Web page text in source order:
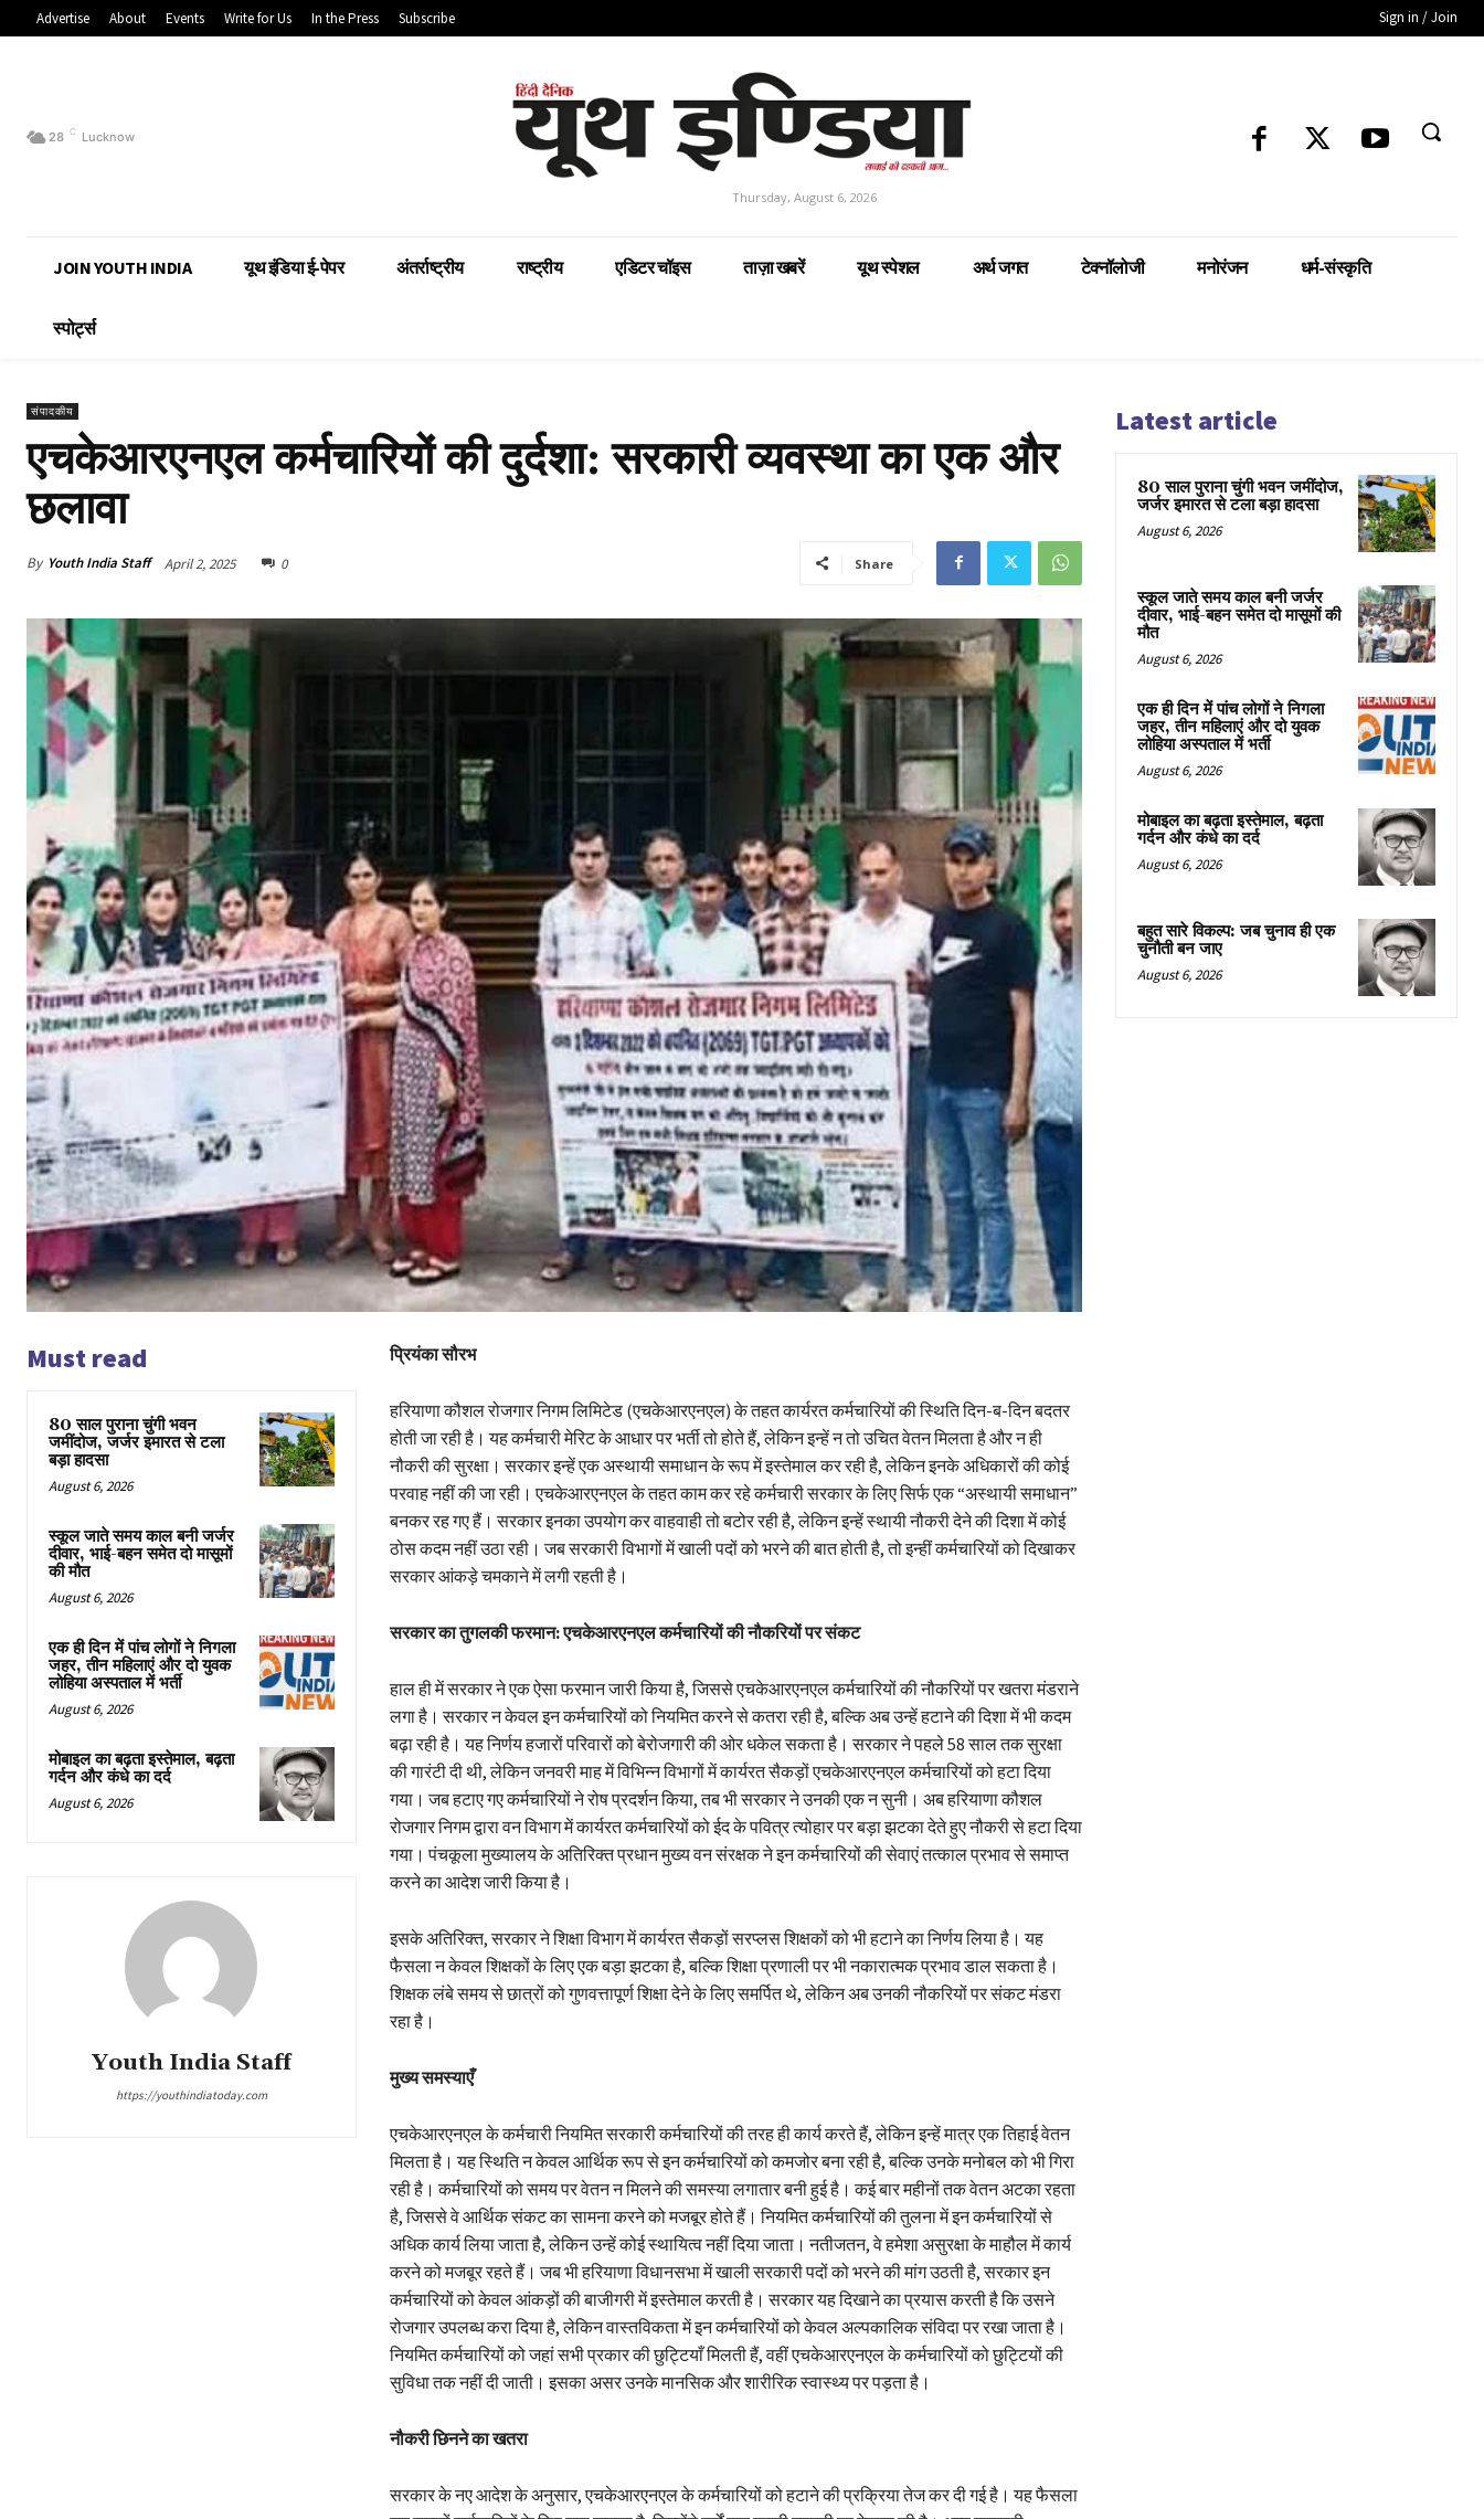
Advertise About Events Write for Us In the Press Subscribe Sign in / Join
28 C Lucknow
Thursday, August 6, 2026
JOIN YOUTH INDIA यूथ इंडिया ई-पेपर अंतर्राष्ट्रीय राष्ट्रीय एडिटर चॉइस ताज़ा खबरें यूथ स्पेशल अर्थ जगत टेक्नॉलोजी मनोरंजन धर्म-संस्कृति
स्पोर्ट्स
संपादकीय
एचकेआरएनएल कर्मचारियों की दुर्दशा: सरकारी व्यवस्था का एक और
छलावा
By Youth India Staff April 2, 2025 0 Share
Must read
80 साल पुराना चुंगी भवन
जमींदोज, जर्जर इमारत से टला
बड़ा हादसा
August 6, 2026
स्कूल जाते समय काल बनी जर्जर
दीवार, भाई-बहन समेत दो मासूमों
की मौत
August 6, 2026
एक ही दिन में पांच लोगों ने निगला
जहर, तीन महिलाएं और दो युवक
लोहिया अस्पताल में भर्ती
August 6, 2026
मोबाइल का बढ़ता इस्तेमाल, बढ़ता
गर्दन और कंधे का दर्द
August 6, 2026
Youth India Staff
https://youthindiatoday.com
प्रियंका सौरभ
हरियाणा कौशल रोजगार निगम लिमिटेड (एचकेआरएनएल) के तहत कार्यरत कर्मचारियों की स्थिति दिन-ब-दिन बदतर
होती जा रही है। यह कर्मचारी मेरिट के आधार पर भर्ती तो होते हैं, लेकिन इन्हें न तो उचित वेतन मिलता है और न ही
नौकरी की सुरक्षा। सरकार इन्हें एक अस्थायी समाधान के रूप में इस्तेमाल कर रही है, लेकिन इनके अधिकारों की कोई
परवाह नहीं की जा रही। एचकेआरएनएल के तहत काम कर रहे कर्मचारी सरकार के लिए सिर्फ एक “अस्थायी समाधान”
बनकर रह गए हैं। सरकार इनका उपयोग कर वाहवाही तो बटोर रही है, लेकिन इन्हें स्थायी नौकरी देने की दिशा में कोई
ठोस कदम नहीं उठा रही। जब सरकारी विभागों में खाली पदों को भरने की बात होती है, तो इन्हीं कर्मचारियों को दिखाकर
सरकार आंकड़े चमकाने में लगी रहती है।
सरकार का तुगलकी फरमान: एचकेआरएनएल कर्मचारियों की नौकरियों पर संकट
हाल ही में सरकार ने एक ऐसा फरमान जारी किया है, जिससे एचकेआरएनएल कर्मचारियों की नौकरियों पर खतरा मंडराने
लगा है। सरकार न केवल इन कर्मचारियों को नियमित करने से कतरा रही है, बल्कि अब उन्हें हटाने की दिशा में भी कदम
बढ़ा रही है। यह निर्णय हजारों परिवारों को बेरोजगारी की ओर धकेल सकता है। सरकार ने पहले 58 साल तक सुरक्षा
की गारंटी दी थी, लेकिन जनवरी माह में विभिन्न विभागों में कार्यरत सैकड़ों एचकेआरएनएल कर्मचारियों को हटा दिया
गया। जब हटाए गए कर्मचारियों ने रोष प्रदर्शन किया, तब भी सरकार ने उनकी एक न सुनी। अब हरियाणा कौशल
रोजगार निगम द्वारा वन विभाग में कार्यरत कर्मचारियों को ईद के पवित्र त्योहार पर बड़ा झटका देते हुए नौकरी से हटा दिया
गया। पंचकूला मुख्यालय के अतिरिक्त प्रधान मुख्य वन संरक्षक ने इन कर्मचारियों की सेवाएं तत्काल प्रभाव से समाप्त
करने का आदेश जारी किया है।
इसके अतिरिक्त, सरकार ने शिक्षा विभाग में कार्यरत सैकड़ों सरप्लस शिक्षकों को भी हटाने का निर्णय लिया है। यह
फैसला न केवल शिक्षकों के लिए एक बड़ा झटका है, बल्कि शिक्षा प्रणाली पर भी नकारात्मक प्रभाव डाल सकता है।
शिक्षक लंबे समय से छात्रों को गुणवत्तापूर्ण शिक्षा देने के लिए समर्पित थे, लेकिन अब उनकी नौकरियों पर संकट मंडरा
रहा है।
मुख्य समस्याएँ
एचकेआरएनएल के कर्मचारी नियमित सरकारी कर्मचारियों की तरह ही कार्य करते हैं, लेकिन इन्हें मात्र एक तिहाई वेतन
मिलता है। यह स्थिति न केवल आर्थिक रूप से इन कर्मचारियों को कमजोर बना रही है, बल्कि उनके मनोबल को भी गिरा
रही है। कर्मचारियों को समय पर वेतन न मिलने की समस्या लगातार बनी हुई है। कई बार महीनों तक वेतन अटका रहता
है, जिससे वे आर्थिक संकट का सामना करने को मजबूर होते हैं। नियमित कर्मचारियों की तुलना में इन कर्मचारियों से
अधिक कार्य लिया जाता है, लेकिन उन्हें कोई स्थायित्व नहीं दिया जाता। नतीजतन, वे हमेशा असुरक्षा के माहौल में कार्य
करने को मजबूर रहते हैं। जब भी हरियाणा विधानसभा में खाली सरकारी पदों को भरने की मांग उठती है, सरकार इन
कर्मचारियों को केवल आंकड़ों की बाजीगरी में इस्तेमाल करती है। सरकार यह दिखाने का प्रयास करती है कि उसने
रोजगार उपलब्ध करा दिया है, लेकिन वास्तविकता में इन कर्मचारियों को केवल अल्पकालिक संविदा पर रखा जाता है।
नियमित कर्मचारियों को जहां सभी प्रकार की छुट्टियाँ मिलती हैं, वहीं एचकेआरएनएल के कर्मचारियों को छुट्टियों की
सुविधा तक नहीं दी जाती। इसका असर उनके मानसिक और शारीरिक स्वास्थ्य पर पड़ता है।
नौकरी छिनने का खतरा
सरकार के नए आदेश के अनुसार, एचकेआरएनएल के कर्मचारियों को हटाने की प्रक्रिया तेज कर दी गई है। यह फैसला
Latest article
80 साल पुराना चुंगी भवन जमींदोज,
जर्जर इमारत से टला बड़ा हादसा
August 6, 2026
स्कूल जाते समय काल बनी जर्जर
दीवार, भाई-बहन समेत दो मासूमों की
मौत
August 6, 2026
एक ही दिन में पांच लोगों ने निगला
जहर, तीन महिलाएं और दो युवक
लोहिया अस्पताल में भर्ती
August 6, 2026
मोबाइल का बढ़ता इस्तेमाल, बढ़ता
गर्दन और कंधे का दर्द
August 6, 2026
बहुत सारे विकल्प: जब चुनाव ही एक
चुनौती बन जाए
August 6, 2026